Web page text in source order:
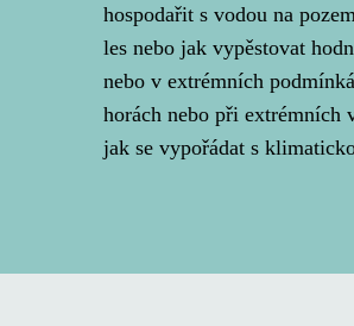
hospodařit s vodou na
les nebo jak vypěstovat
nebo v extrémních
horách nebo při extrémních
jak se vypořádat s